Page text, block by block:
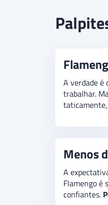
confirmar
palpite é
A verdade é
trabalhar.
Menos
A
Flamengo é
confiantes.